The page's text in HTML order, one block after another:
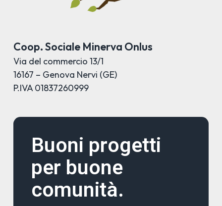
Coop. Sociale Minerva Onlus
Via del commercio 13/1
16167 – Genova Nervi (GE)
P.IVA 01837260999
Buoni progetti
per buone
comunità.